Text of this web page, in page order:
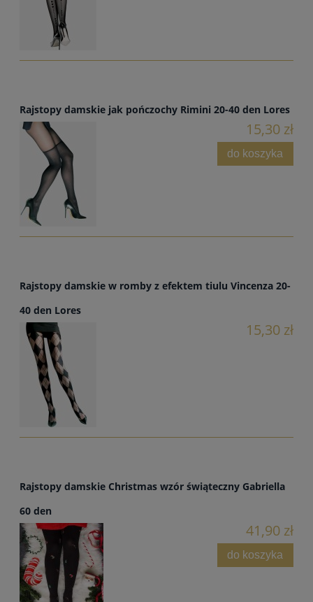
Rajstopy damskie jak pończochy Rimini 20-40 den Lores
15,30 zł
do koszyka
Rajstopy damskie w romby z efektem tiulu Vincenza 20-
40 den Lores
15,30 zł
Rajstopy damskie Christmas wzór świąteczny Gabriella
60 den
41,90 zł
do koszyka